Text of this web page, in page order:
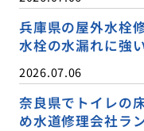
兵庫県の屋外水栓
水栓の水漏れに強
2026.07.06
奈良県でトイレの
め水道修理会社ラ